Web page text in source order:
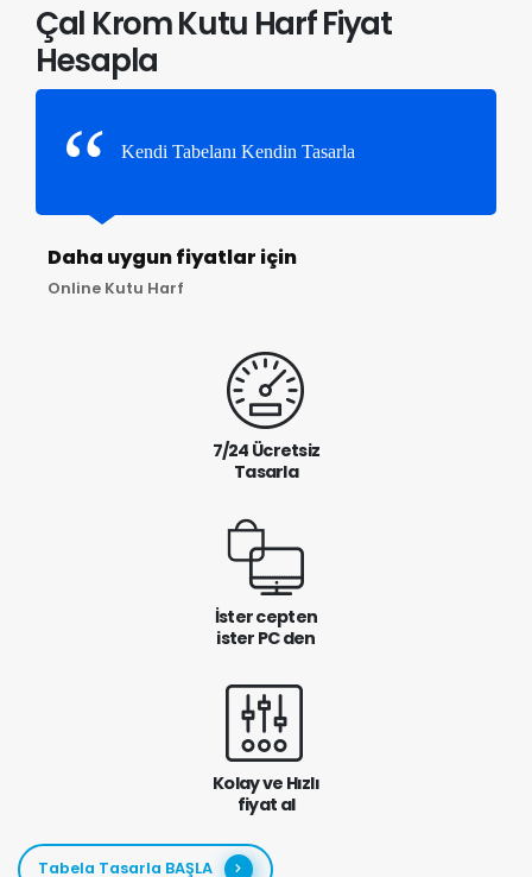
Çal Krom Kutu Harf Fiyat
Hesapla
Kendi Tabelanı Kendin Tasarla
Daha uygun fiyatlar için
Online Kutu Harf
7/24 Ücretsiz
Tasarla
İster cepten
ister PC den
Kolay ve Hızlı
fiyat al
Tabela Tasarla BAŞLA